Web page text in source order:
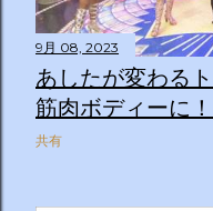
9月 08, 2023
あしたが変わる
筋肉ボディーに
共有